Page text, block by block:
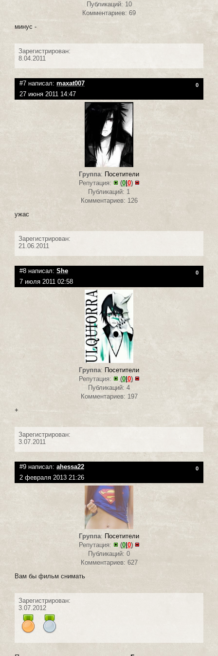
Публикаций: 10
Комментариев: 69
минус -
Зарегистрирован:
8.04.2011
#7 написал: maxat007 0
27 июня 2011 14:47
Группа: Посетители
Репутация:
(0| 0)
Публикаций: 1
Комментариев: 126
ужас
Зарегистрирован:
21.06.2011
#8 написал: She 0
7 июля 2011 02:58
Группа: Посетители
Репутация:
(0| 0)
Публикаций: 4
Комментариев: 197
+
Зарегистрирован:
3.07.2011
#9 написал: ahessa22 0
2 февраля 2013 21:26
Группа: Посетители
Репутация:
(0| 0)
Публикаций: 0
Комментариев: 627
Вам бы фильм снимать
Зарегистрирован:
3.07.2012